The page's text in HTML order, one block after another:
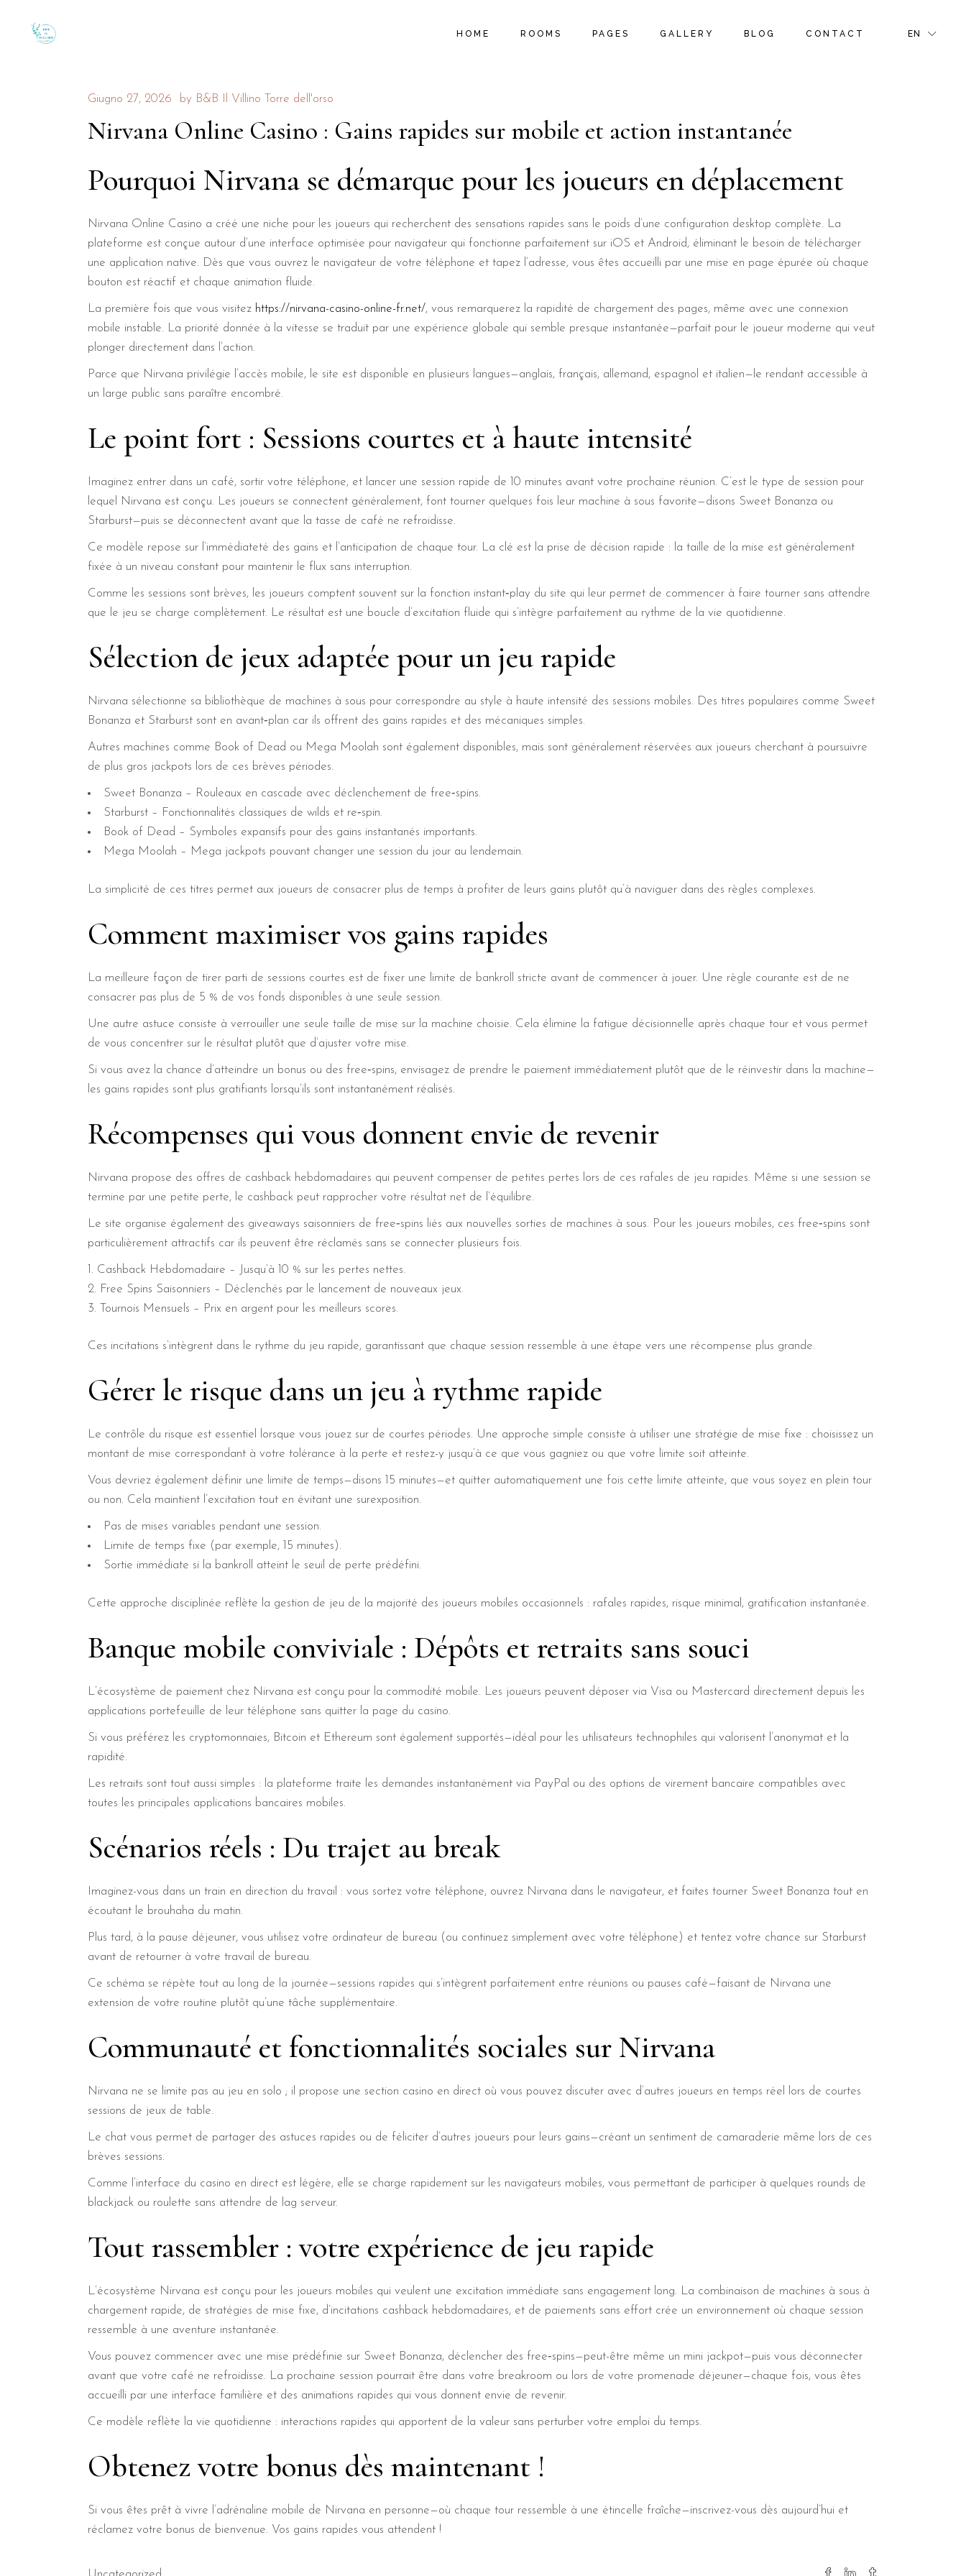
HOME
HOSTEL HOME
VACATION RESORT
HOTEL HOME
LANDING
ROOMS
SINGLE ROOM
CART
CHECKOUT
PAGES
LOCAL ACTIVITIES
FAQ PAGE
GALLERY BLOG
BLOG PINTEREST
CONTACT EN
HOTEL HOMECHECKOUT 404 ERROR PAGE
Giugno 27, 2026 by B&B Il Villino Torre dell'orso
Nirvana Online Casino : Gains rapides sur mobile et action instantanée
Pourquoi Nirvana se démarque pour les joueurs en déplacement
Nirvana Online Casino a créé une niche pour les joueurs qui recherchent des sensations rapides sans le poids d’une configuration desktop complète. La
plateforme est conçue autour d’une interface optimisée pour navigateur qui fonctionne parfaitement sur iOS et Android, éliminant le besoin de télécharger
une application native. Dès que vous ouvrez le navigateur de votre téléphone et tapez l’adresse, vous êtes accueilli par une mise en page épurée où chaque
bouton est réactif et chaque animation fluide.
La première fois que vous visitez https://nirvana-casino-online-fr.net/, vous remarquerez la rapidité de chargement des pages, même avec une connexion
mobile instable. La priorité donnée à la vitesse se traduit par une expérience globale qui semble presque instantanée—parfait pour le joueur moderne qui veut
plonger directement dans l’action.
Parce que Nirvana privilégie l’accès mobile, le site est disponible en plusieurs langues—anglais, français, allemand, espagnol et italien—le rendant accessible à
un large public sans paraître encombré.
Le point fort : Sessions courtes et à haute intensité
Imaginez entrer dans un café, sortir votre téléphone, et lancer une session rapide de 10 minutes avant votre prochaine réunion. C’est le type de session pour
lequel Nirvana est conçu. Les joueurs se connectent généralement, font tourner quelques fois leur machine à sous favorite—disons Sweet Bonanza ou
Starburst—puis se déconnectent avant que la tasse de café ne refroidisse.
Ce modèle repose sur l’immédiateté des gains et l’anticipation de chaque tour. La clé est la prise de décision rapide : la taille de la mise est généralement
fixée à un niveau constant pour maintenir le flux sans interruption.
Comme les sessions sont brèves, les joueurs comptent souvent sur la fonction instant‑play du site qui leur permet de commencer à faire tourner sans attendre
que le jeu se charge complètement. Le résultat est une boucle d’excitation fluide qui s’intègre parfaitement au rythme de la vie quotidienne.
Sélection de jeux adaptée pour un jeu rapide
Nirvana sélectionne sa bibliothèque de machines à sous pour correspondre au style à haute intensité des sessions mobiles. Des titres populaires comme Sweet
Bonanza et Starburst sont en avant‑plan car ils offrent des gains rapides et des mécaniques simples.
Autres machines comme Book of Dead ou Mega Moolah sont également disponibles, mais sont généralement réservées aux joueurs cherchant à poursuivre
de plus gros jackpots lors de ces brèves périodes.
Sweet Bonanza – Rouleaux en cascade avec déclenchement de free‑spins.
Starburst – Fonctionnalités classiques de wilds et re‑spin.
Book of Dead – Symboles expansifs pour des gains instantanés importants.
Mega Moolah – Mega jackpots pouvant changer une session du jour au lendemain.
La simplicité de ces titres permet aux joueurs de consacrer plus de temps à profiter de leurs gains plutôt qu’à naviguer dans des règles complexes.
Comment maximiser vos gains rapides
La meilleure façon de tirer parti de sessions courtes est de fixer une limite de bankroll stricte avant de commencer à jouer. Une règle courante est de ne
consacrer pas plus de 5 % de vos fonds disponibles à une seule session.
Une autre astuce consiste à verrouiller une seule taille de mise sur la machine choisie. Cela élimine la fatigue décisionnelle après chaque tour et vous permet
de vous concentrer sur le résultat plutôt que d’ajuster votre mise.
Si vous avez la chance d’atteindre un bonus ou des free‑spins, envisagez de prendre le paiement immédiatement plutôt que de le réinvestir dans la machine—
les gains rapides sont plus gratifiants lorsqu’ils sont instantanément réalisés.
Récompenses qui vous donnent envie de revenir
Nirvana propose des offres de cashback hebdomadaires qui peuvent compenser de petites pertes lors de ces rafales de jeu rapides. Même si une session se
termine par une petite perte, le cashback peut rapprocher votre résultat net de l’équilibre.
Le site organise également des giveaways saisonniers de free‑spins liés aux nouvelles sorties de machines à sous. Pour les joueurs mobiles, ces free‑spins sont
particulièrement attractifs car ils peuvent être réclamés sans se connecter plusieurs fois.
Cashback Hebdomadaire – Jusqu’à 10 % sur les pertes nettes.
Free Spins Saisonniers – Déclenchés par le lancement de nouveaux jeux.
Tournois Mensuels – Prix en argent pour les meilleurs scores.
Ces incitations s’intègrent dans le rythme du jeu rapide, garantissant que chaque session ressemble à une étape vers une récompense plus grande.
Gérer le risque dans un jeu à rythme rapide
Le contrôle du risque est essentiel lorsque vous jouez sur de courtes périodes. Une approche simple consiste à utiliser une stratégie de mise fixe : choisissez un
montant de mise correspondant à votre tolérance à la perte et restez-y jusqu’à ce que vous gagniez ou que votre limite soit atteinte.
Vous devriez également définir une limite de temps—disons 15 minutes—et quitter automatiquement une fois cette limite atteinte, que vous soyez en plein tour
ou non. Cela maintient l’excitation tout en évitant une surexposition.
Pas de mises variables pendant une session.
Limite de temps fixe (par exemple, 15 minutes).
Sortie immédiate si la bankroll atteint le seuil de perte prédéfini.
Cette approche disciplinée reflète la gestion de jeu de la majorité des joueurs mobiles occasionnels : rafales rapides, risque minimal, gratification instantanée.
Banque mobile conviviale : Dépôts et retraits sans souci
L’écosystème de paiement chez Nirvana est conçu pour la commodité mobile. Les joueurs peuvent déposer via Visa ou Mastercard directement depuis les
applications portefeuille de leur téléphone sans quitter la page du casino.
Si vous préférez les cryptomonnaies, Bitcoin et Ethereum sont également supportés—idéal pour les utilisateurs technophiles qui valorisent l’anonymat et la
rapidité.
Les retraits sont tout aussi simples : la plateforme traite les demandes instantanément via PayPal ou des options de virement bancaire compatibles avec
toutes les principales applications bancaires mobiles.
Scénarios réels : Du trajet au break
Imaginez-vous dans un train en direction du travail : vous sortez votre téléphone, ouvrez Nirvana dans le navigateur, et faites tourner Sweet Bonanza tout en
écoutant le brouhaha du matin.
Plus tard, à la pause déjeuner, vous utilisez votre ordinateur de bureau (ou continuez simplement avec votre téléphone) et tentez votre chance sur Starburst
avant de retourner à votre travail de bureau.
Ce schéma se répète tout au long de la journée—sessions rapides qui s’intègrent parfaitement entre réunions ou pauses café—faisant de Nirvana une
extension de votre routine plutôt qu’une tâche supplémentaire.
Communauté et fonctionnalités sociales sur Nirvana
Nirvana ne se limite pas au jeu en solo ; il propose une section casino en direct où vous pouvez discuter avec d’autres joueurs en temps réel lors de courtes
sessions de jeux de table.
Le chat vous permet de partager des astuces rapides ou de féliciter d’autres joueurs pour leurs gains—créant un sentiment de camaraderie même lors de ces
brèves sessions.
Comme l’interface du casino en direct est légère, elle se charge rapidement sur les navigateurs mobiles, vous permettant de participer à quelques rounds de
blackjack ou roulette sans attendre de lag serveur.
Tout rassembler : votre expérience de jeu rapide
L’écosystème Nirvana est conçu pour les joueurs mobiles qui veulent une excitation immédiate sans engagement long. La combinaison de machines à sous à
chargement rapide, de stratégies de mise fixe, d’incitations cashback hebdomadaires, et de paiements sans effort crée un environnement où chaque session
ressemble à une aventure instantanée.
Vous pouvez commencer avec une mise prédéfinie sur Sweet Bonanza, déclencher des free‑spins—peut-être même un mini jackpot—puis vous déconnecter
avant que votre café ne refroidisse. La prochaine session pourrait être dans votre breakroom ou lors de votre promenade déjeuner—chaque fois, vous êtes
accueilli par une interface familière et des animations rapides qui vous donnent envie de revenir.
Ce modèle reflète la vie quotidienne : interactions rapides qui apportent de la valeur sans perturber votre emploi du temps.
Obtenez votre bonus dès maintenant !
Si vous êtes prêt à vivre l’adrénaline mobile de Nirvana en personne—où chaque tour ressemble à une étincelle fraîche—inscrivez-vous dès aujourd’hui et
réclamez votre bonus de bienvenue. Vos gains rapides vous attendent !